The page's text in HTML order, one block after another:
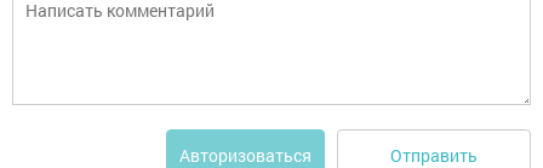
Авторизоваться Отправить